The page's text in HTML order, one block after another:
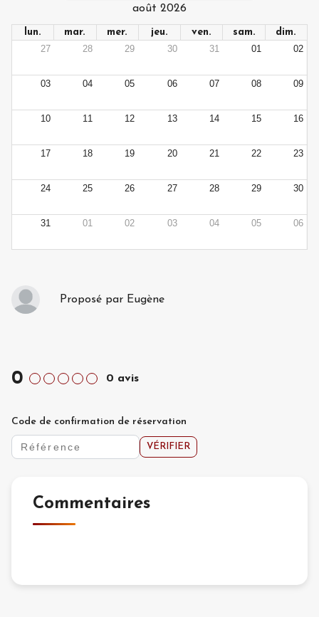
août 2026
lun. mar. mer. jeu. ven. sam.
dim.
27
28 29 30 31 01 02
03 04 05 06 07 08 09
10 11 12 13 14 15 16
17 18 19 20 21 22 23
24 25 26 27 28 29 30
31 01 02 03 04 05 06
Proposé par Eugène
0 0 avis
Code de confirmation de réservation
VÉRIFIER
Commentaires